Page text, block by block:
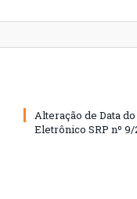
Alteração de Data
Eletrônico SRP nº 9/